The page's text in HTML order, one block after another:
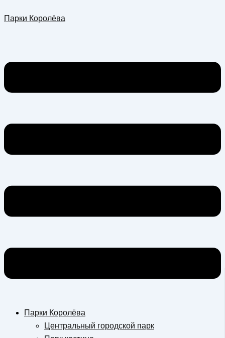
к
Парки Королёва
Парки Королёва
Центральный городской парк